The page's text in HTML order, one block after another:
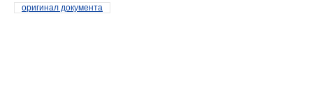
оригинал документа